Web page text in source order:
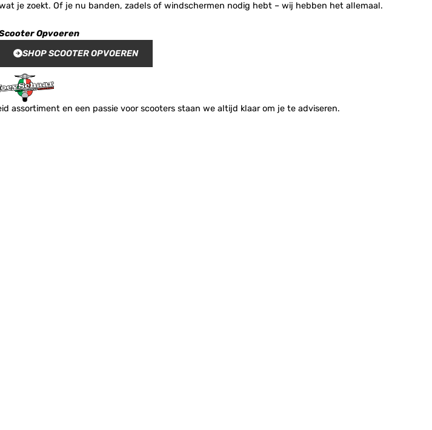
je zoekt. Of je nu banden, zadels of windschermen nodig hebt – wij hebben het allemaal.
Opvoeren
SHOP SCOOTER OPVOEREN
assortiment en een passie voor scooters staan we altijd klaar om je te adviseren.